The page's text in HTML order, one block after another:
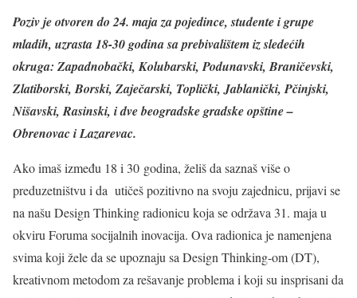
Poziv je otvoren do 24. maja zapojedince, studente i grupe
mladih, uzrasta18-30 godinasa prebivalištem iz sledećih
okruga: Zapadnobački, Kolubarski, Podunavski, Braničevski,
Zlatiborski, Borski, Zaječarski, Toplički, Jablanički, Pčinjski,
Nišavski, Rasinski, i dve beogradske gradske opštine –
Obrenovac i Lazarevac.
Ako imaš između 18 i 30 godina, želiš da saznaš više o
preduzetništvu i da utičeš pozitivno na svoju zajednicu, prijavi se
na našu Design Thinking radionicu koja se održava 31. maja u
okviru Foruma socijalnih inovacija. Ova radionica je namenjena
svima koji žele da se upoznaju sa Design Thinking-om (DT),
kreativnom metodom za rešavanje problema i koji su insprisani da